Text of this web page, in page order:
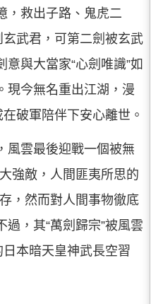
，救出子路、鬼虎二
玄武君，可第二劍被玄武
與大當家“心劍唯識”如
現今無名重出江湖，漫
破軍陪伴下安心離世。
風雲最後迎戰一個被無
強敵，人間匪夷所思的
，然而對人間事物徹底
，其“萬劍歸宗”被風雲
本暗天皇神武長空習